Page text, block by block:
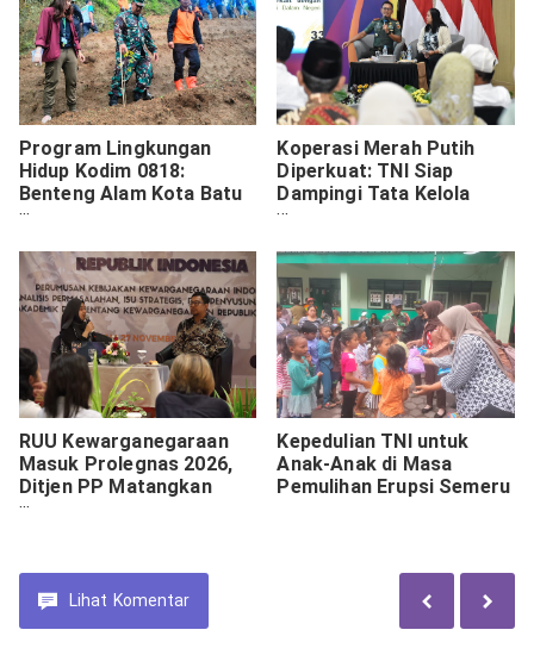
Program Lingkungan
Hidup Kodim 0818:
Benteng Alam Kota Batu
Dijaga Bersama
Koperasi Merah Putih
Diperkuat: TNI Siap
Dampingi Tata Kelola
Ekonomi Desa/Kelurahan
RUU Kewarganegaraan
Masuk Prolegnas 2026,
Ditjen PP Matangkan
Naskah Akademik di
Kepedulian TNI untuk
Anak-Anak di Masa
Pemulihan Erupsi Semeru
Lihat Komentar